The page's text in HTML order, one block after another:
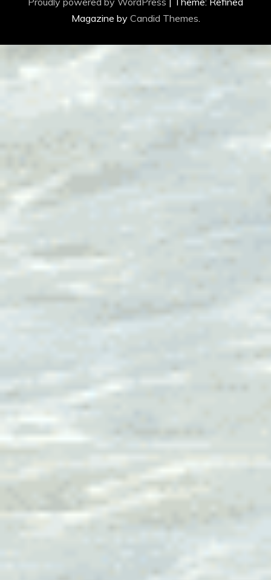
Magazine by Candid Themes.